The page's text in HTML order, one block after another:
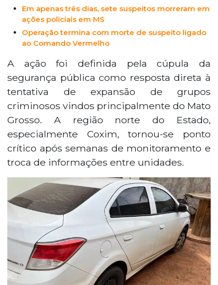
Em apenas três dias, sete suspeitos morreram em
ações policiais em MS
Operação termina com morte de suspeito ligado
ao Comando Vermelho
A ação foi definida pela cúpula da
segurança pública como resposta direta à
tentativa de expansão de grupos
criminosos vindos principalmente do Mato
Grosso. A região norte do Estado,
especialmente Coxim, tornou-se ponto
crítico após semanas de monitoramento e
troca de informações entre unidades.